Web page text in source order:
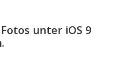
unter iOS 9